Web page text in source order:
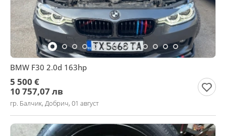
BMW F30 2.0d 163hp
5 500 €
10 757,07 лв
гр. Балчик, Добрич, 01 август